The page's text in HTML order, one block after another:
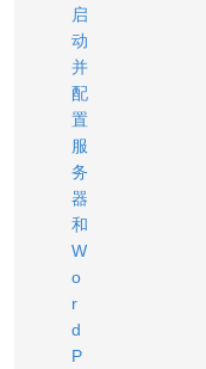
启
动
并
配
置
服
务
器
和
W
o
r
d
P